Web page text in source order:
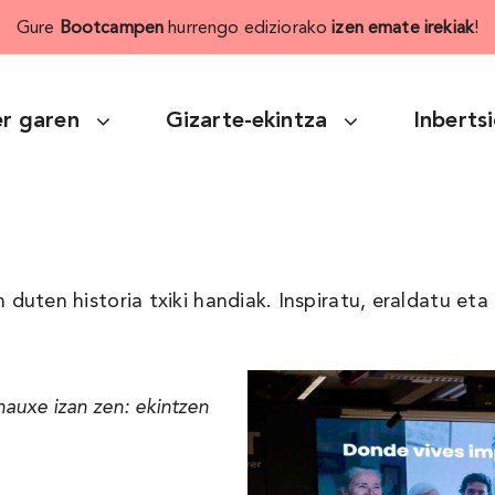
Gure Bootcampen hurrengo ediziorakoizen emate irekiak!
garen Gizarte-ekintza
historia txiki handiak. Inspiratu, eraldatu eta
izan zen: ekintzen